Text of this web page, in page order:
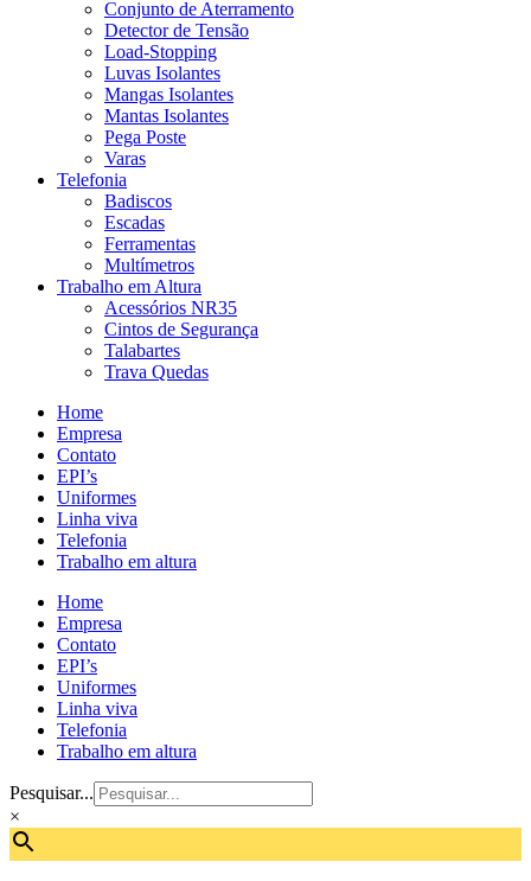
Conjunto de Aterramento
Detector de Tensão
Load-Stopping
Luvas Isolantes
Mangas Isolantes
Mantas Isolantes
Pega Poste
Varas
Telefonia
Badiscos
Escadas
Ferramentas
Multímetros
Trabalho em Altura
Acessórios NR35
Cintos de Segurança
Talabartes
Trava Quedas
Home
Empresa
Contato
EPI’s
Uniformes
Linha viva
Telefonia
Trabalho em altura
Home
Empresa
Contato
EPI’s
Uniformes
Linha viva
Telefonia
Trabalho em altura
Pesquisar...
×